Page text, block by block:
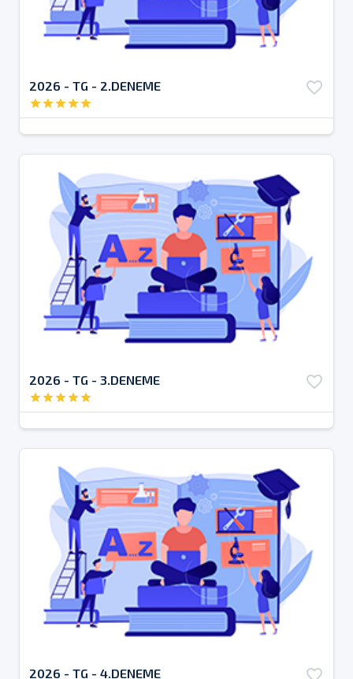
2026 - TG - 2.DENEME favorite_border
starstarstarstarstar
2026 - TG - 3.DENEME favorite_border
starstarstarstarstar
2026 - TG - 4.DENEME